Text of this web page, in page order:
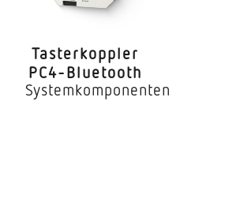
Taster­koppler
PC4-Bluetooth
Systemkomponenten